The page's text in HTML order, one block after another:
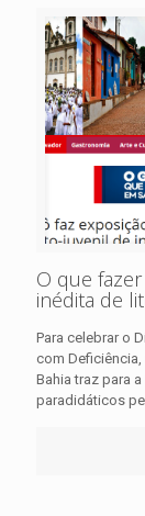
O que
inédita de
Para celebrar o
com Deficiência,
Bahia traz para
paradidáticos